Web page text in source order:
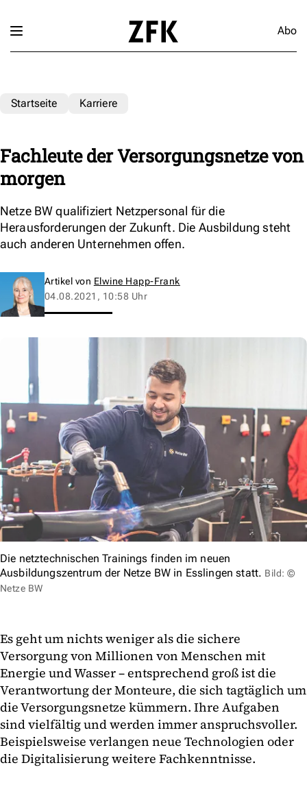
Abo
Startseite Karriere
Fachleute der Versorgungsnetze von
morgen
Netze BW qualifiziert Netzpersonal für die
Herausforderungen der Zukunft. Die Ausbildung steht
auch anderen Unternehmen offen.
Artikel von Elwine Happ-Frank
04.08.2021, 10:58 Uhr
Die netztechnischen Trainings finden im neuen
Ausbildungszentrum der Netze BW in Esslingen statt. Bild: ©
Netze BW
Es geht um nichts weniger als die sichere
Versorgung von Millionen von Menschen mit
Energie und Wasser – entsprechend groß ist die
Verantwortung der Monteure, die sich tagtäglich um
die Versorgungsnetze kümmern. Ihre Aufgaben
sind vielfältig und werden immer anspruchsvoller.
Beispielsweise verlangen neue Technologien oder
die Digitalisierung weitere Fachkenntnisse.